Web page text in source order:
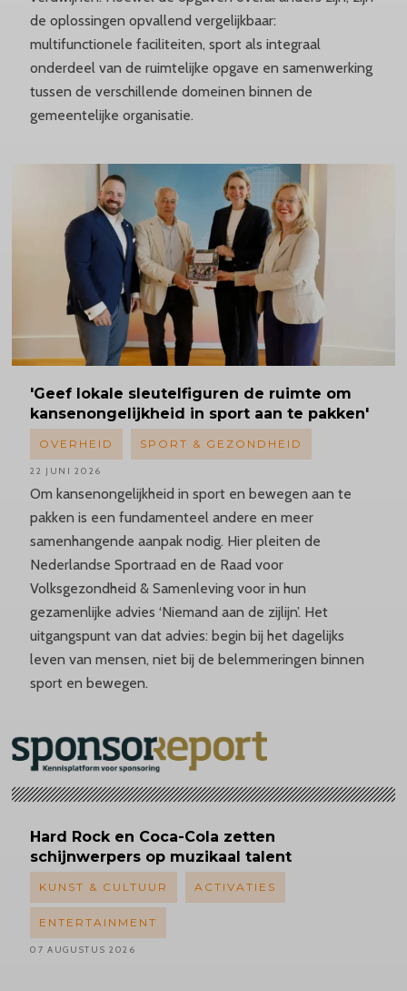
de oplossingen opvallend vergelijkbaar:
multifunctionele faciliteiten, sport als integraal
onderdeel van de ruimtelijke opgave en samenwerking
tussen de verschillende domeinen binnen de
gemeentelijke organisatie.
'Geef lokale sleutelfiguren de ruimte om
kansenongelijkheid in sport aan te pakken'
Om kansenongelijkheid in sport en bewegen aan te
pakken is een fundamenteel andere en meer
samenhangende aanpak nodig. Hier pleiten de
Nederlandse Sportraad en de Raad voor
Volksgezondheid & Samenleving voor in hun
gezamenlijke advies ‘Niemand aan de zijlijn’. Het
uitgangspunt van dat advies: begin bij het dagelijks
leven van mensen, niet bij de belemmeringen binnen
sport en bewegen.
OVERHEID SPORT & GEZONDHEID
22 JUNI 2026
Hard Rock en Coca-Cola zetten
schijnwerpers op muzikaal talent
KUNST & CULTUUR ACTIVATIES
ENTERTAINMENT
07 AUGUSTUS 2026